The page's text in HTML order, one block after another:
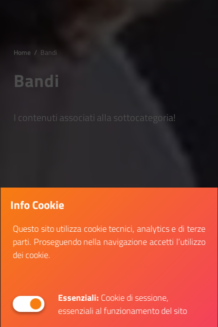
Home / Bandi
Bandi
I contenuti associati alla sottocategoria!
Info Cookie
Questo sito utilizza cookie tecnici, analytics e di terze
parti. Proseguendo nella navigazione accetti l’utilizzo
dei cookie.
Essenziali:Cookie di sessione,
essenziali al funzionamento del sito